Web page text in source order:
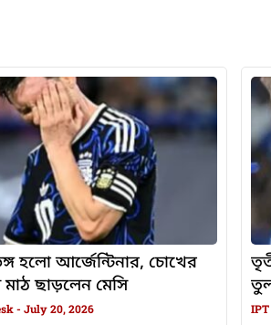
হলো আর্জেন্টিনার, চোখের
ছাড়লেন মেসি
July 20, 2026 IPT